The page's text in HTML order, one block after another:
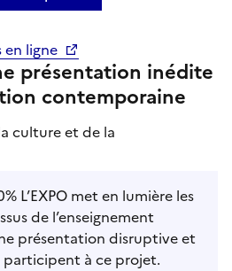
en ligne
présentation inédite
contemporaine
culture et de la
L’EXPO met en lumière les
de l’enseignement
présentation disruptive et
à ce projet.